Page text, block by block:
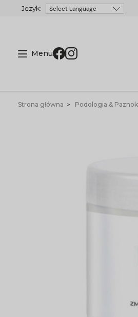
Menu
Strona główna Podologia &